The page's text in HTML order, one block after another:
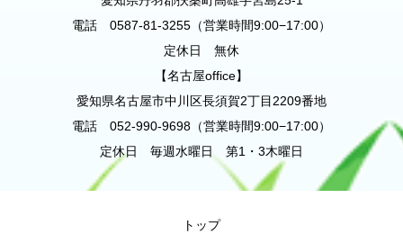
電話 0587-81-3255（営業時間9:00−17:00）
定休日 無休
【名古屋office】
愛知県名古屋市中川区長須賀2丁目2209番地
電話 052-990-9698（営業時間9:00−17:00）
定休日 毎週水曜日 第1・3木曜日
トップ